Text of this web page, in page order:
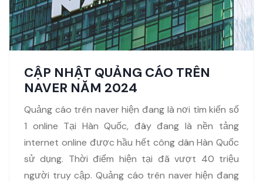
CẬP NHẬT QUẢNG CÁO TRÊN
NAVER NĂM 2024
Quảng cáo trên naver hiện đang là nơi tìm kiến số
1 online Tại Hàn Quốc, đây đang là nền tảng
internet online được hầu hết công dân Hàn Quốc
sử dụng. Thời điểm hiện tại đã vượt 40 triệu
người truy cập. Quảng cáo trên naver hiện đang